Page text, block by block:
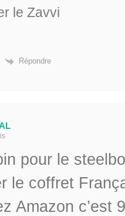
le Zavvi
Répondre
pour le
le coffret
Amazon c’est